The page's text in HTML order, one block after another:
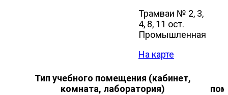
Трамваи № 2, 3,
4, 8, 11 ост.
Промышленная
На карте
Тип учебного помещения (кабинет,
комната, лаборатория)